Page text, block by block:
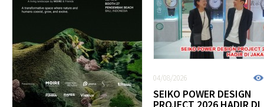
04/08/2026
SEIKO POWER DESIGN
PROJECT 2026 HADIR DI